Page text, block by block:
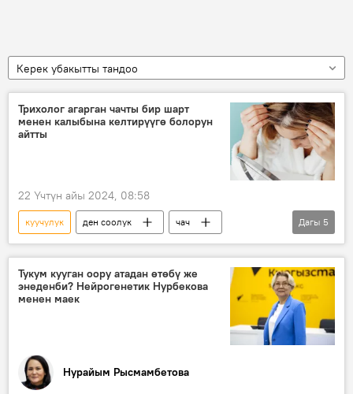
Керек убакытты тандоо
Трихолог агарган чачты бир шарт
менен калыбына келтирүүгө болорун
айтты
22 Үчтүн айы 2024, 08:58
куучулук ден соолук
чач
витамин
Физиология
тукум
рацион
элемент
Дагы 5
Тукум кууган оору атадан өтөбү же
энеденби? Нейрогенетик Нурбекова
менен маек
Нурайым Рысмамбетова